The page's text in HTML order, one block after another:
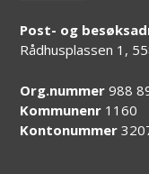
Post- og
Rådhusplassen 1,
Org.nummer988
Kommunenr 1160
Kontonummer